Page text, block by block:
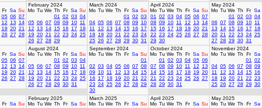
Fr Sa Su
05 06 07
12 13
14
19 20 21
26 27 28
February 2024
Mo Tu We Th Fr Sa Su
01
02 03 04
05 06 07 08 09 10 11
12
13 14 15 16 17
18
19 20 21 22 23 24 25
26 27 28 29
March 2024
Mo Tu We Th Fr Sa Su
01
02 03
04 05 06 07 08 09
10
11
12 13 14 15 16
17
18
19 20 21 22 23 24
25 26 27 28 29 30 31
April 2024
Mo Tu We Th Fr Sa Su
01
02 03 04 05 06 07
08 09 10 11 12 13
14
15 16 17 18 19 20 21
22 23 24 25 26 27 28
29 30
May 2024
Mo Tu We Th Fr Sa
01
02 03 04
06 07 08 09 10 11
13
14 15 16 17 18
20 21 22 23 24 25
27 28 29 30 31
Fr Sa Su
05 06 07
12 13
14
19 20 21
26 27 28
August 2024
Mo Tu We Th Fr Sa Su
01
02 03 04
05 06 07 08 09 10 11
12
13 14 15 16 17
18
19 20 21 22 23 24 25
26 27 28 29 30 31
September 2024
Mo Tu We Th Fr Sa Su
01
02 03 04 05 06 07 08
09
10 11 12 13 14 15
16
17 18 19 20 21
22
23 24 25 26 27 28 29
30
October 2024
Mo Tu We Th Fr Sa Su
01
02 03 04 05 06
07 08 09 10 11 12
13
14 15 16 17 18 19 20
21
22 23 24 25 26 27
28 29 30 31
November 2024
Mo Tu We Th Fr Sa
01
02
04 05 06 07 08 09
11
12 13 14 15 16
18
19 20 21 22 23
25 26 27 28 29 30
Fr Sa Su
February 2025
Mo Tu We Th Fr Sa Su
March 2025
Mo Tu We Th Fr Sa Su
April 2025
Mo Tu We Th Fr Sa Su
May 2025
Mo Tu We Th Fr Sa